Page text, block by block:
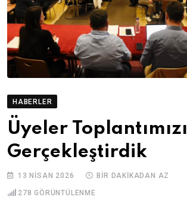
HABERLER
Üyeler Toplantımızı
Gerçekleştirdik
13 NISAN 2026 BIR DAKIKADAN AZ
278 GÖRÜNTÜLENME